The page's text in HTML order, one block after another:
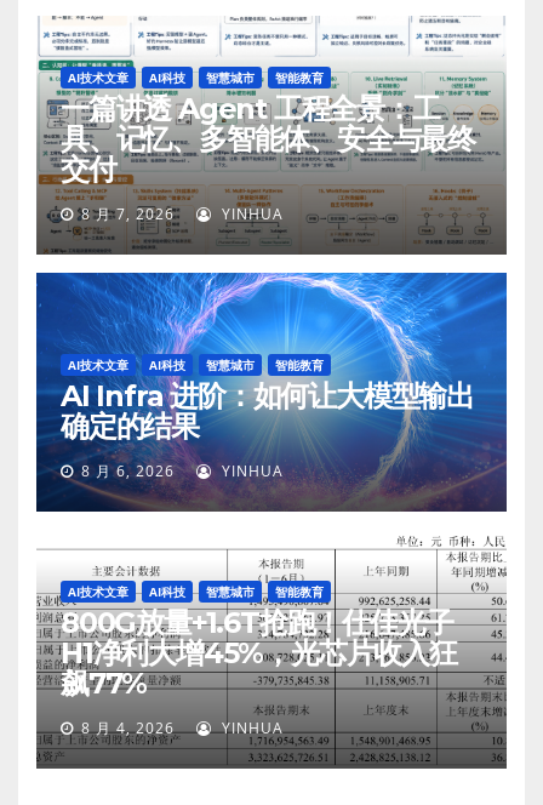
AI技术文章 AI科技 智慧城市 智能教育
一篇讲透 Agent 工程全景：工
具、记忆、多智能体、安全与最终
交付
8 月 7, 2026 YINHUA
AI技术文章 AI科技 智慧城市 智能教育
AI Infra 进阶：如何让大模型输出
确定的结果
8 月 6, 2026 YINHUA
AI技术文章 AI科技 智慧城市 智能教育
800G放量+1.6T抢跑！仕佳光子
H1净利大增45%，光芯片收入狂
飙77%
8 月 4, 2026 YINHUA